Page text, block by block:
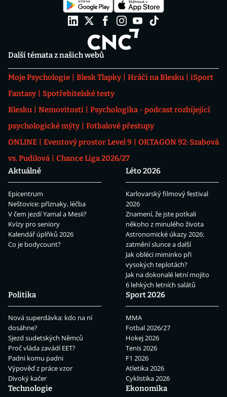
Další témata z našich webů
Moje Psychologie Blesk Tlapky Hráči na Blesku
iSport
Fantasy
Spotřebitelské testy
Blesku
Nemovitosti
Psychologika - podcast rozbíjející
psychologické mýty
Fotbalové přestupy
ONLINE
Eventový prostor Level 9
OKTAGON 92: Szabová
vs. Pudilová
Chance Liga 2026/27
Aktuálně
Epicentrum
Neštovice: příznaky, léčba
V čem jezdí Yamal a Mesii?
Kvízy pro seniory
Kalendář úplňků 2026
Co je bodycount?
Léto 2026
Karlovarský filmový festival
2026
Znamení, že jste potkali
někoho z minulého života
Astronomické úkazy 2026:
zatmění slunce a další
Jak obléci miminko při
vysokých teplotách?
Jak na dokonalé letní mojito
6 lehkých letních salátů
Politika
Nová superdávka: kdo na ní
dosáhne?
Sjezd sudetských Němců
Proč vláda zavádí EET?
Padni komu padni
Výpověď z práce vzor
Divoký kačer
Sport 2026
MMA
Fotbal 2026/27
Hokej 2026
Tenis 2026
F1 2026
Atletika 2026
Cyklistika 2026
Technologie
Ekonomika